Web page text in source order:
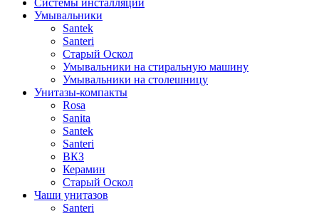
Умывальники
Santek
Santeri
Старый Оскол
Умывальники на стиральную машину
Умывальники на столешницу
Унитазы-компакты
Rosa
Sanita
Santek
Santeri
ВКЗ
Керамин
Старый Оскол
Чаши унитазов
Santeri